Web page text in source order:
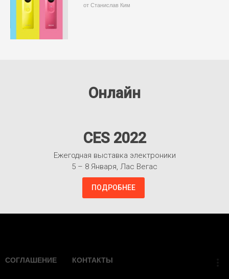
от Станислав Ким
Онлайн
CES 2022
Ежегодная выставка электроники
5 – 8 Января, Лас Вегас
ПОДРОБНЕЕ
СОГЛАШЕНИЕ КОНТАКТЫ